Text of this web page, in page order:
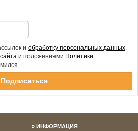
и обработку персональных данных
и положениями Политики
ИНФОРМАЦИЯ